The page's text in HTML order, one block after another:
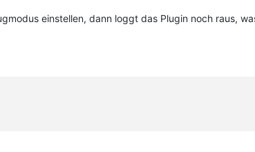
einstellen, dann loggt das Plugin noch raus,